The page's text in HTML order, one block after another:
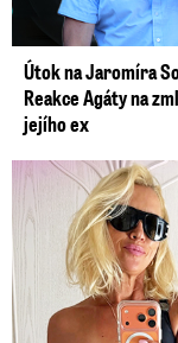
Útok na Jaromíra
Reakce Agáty na
jejího ex
Krásná sestra